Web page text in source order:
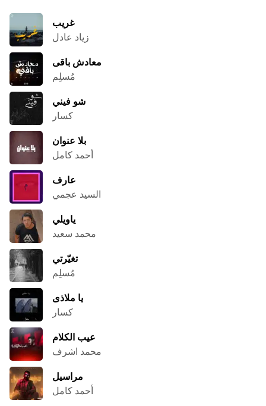
غريب
زياد عادل
معادش باقى
مُسلِم
شو فيني
كسار
بلا عنوان
أحمد كامل
عارف
السيد عجمي
ياويلي
محمد سعيد
تغيّرتي
مُسلِم
يا ملاذى
كسار
عيب الكلام
محمد اشرف
مراسيل
أحمد كامل